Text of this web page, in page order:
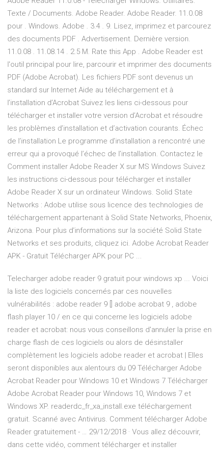
Texte / Documents. Adobe Reader. Adobe Reader. 11.0.08
pour . Windows. Adobe . 3.4 . 9. Lisez, imprimez et parcourez
des documents PDF . Advertisement. Dernière version.
11.0.08 . 11.08.14 . 2.5 M. Rate this App . Adobe Reader est
l'outil principal pour lire, parcourir et imprimer des documents
PDF (Adobe Acrobat). Les fichiers PDF sont devenus un
standard sur Internet Aide au téléchargement et à
l’installation d’Acrobat Suivez les liens ci-dessous pour
télécharger et installer votre version d’Acrobat et résoudre
les problèmes d’installation et d’activation courants. Échec
de l’installation Le programme d’installation a rencontré une
erreur qui a provoqué l’échec de l’installation. Contactez le
Comment installer Adobe Reader X sur MS Windows Suivez
les instructions ci-dessous pour télécharger et installer
Adobe Reader X sur un ordinateur Windows. Solid State
Networks : Adobe utilise sous licence des technologies de
téléchargement appartenant à Solid State Networks, Phoenix,
Arizona. Pour plus d’informations sur la société Solid State
Networks et ses produits, cliquez ici. Adobe Acrobat Reader
APK - Gratuit Télécharger APK pour PC ...
Telecharger adobe reader 9 gratuit pour windows xp ... Voici
la liste des logiciels concernés par ces nouvelles
vulnérabilités : adobe reader 9 [] adobe acrobat 9 , adobe
flash player 10 / en ce qui concerne les logiciels adobe
reader et acrobat: nous vous conseillons d'annuler la prise en
charge flash de ces logiciels ou alors de désinstaller
complètement les logiciels adobe reader et acrobat | Elles
seront disponibles aux alentours du 09 Télécharger Adobe
Acrobat Reader pour Windows 10 et Windows 7 Télécharger
Adobe Acrobat Reader pour Windows 10, Windows 7 et
Windows XP. readerdc_fr_xa_install.exe téléchargement
gratuit. Scanné avec Antivirus. Comment télécharger Adobe
Reader gratuitement - … 29/12/2018 · Vous allez découvrir,
dans cette vidéo, comment télécharger et installer